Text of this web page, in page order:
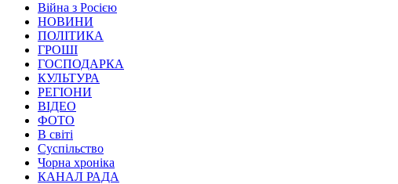
Війна з Росією
НОВИНИ
ПОЛІТИКА
ГРОШІ
ГОСПОДАРКА
КУЛЬТУРА
РЕГІОНИ
ВІДЕО
ФОТО
В світі
Суспільство
Чорна хроніка
КАНАЛ РАДА